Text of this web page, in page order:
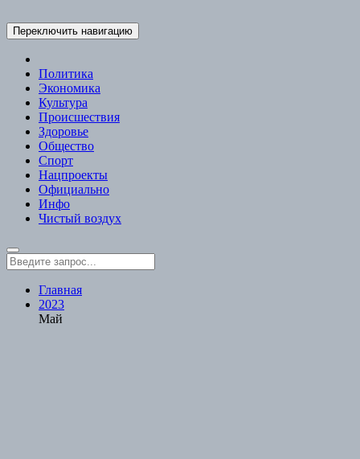
Переключить навигацию
Политика
Экономика
Культура
Происшествия
Здоровье
Общество
Спорт
Нацпроекты
Официально
Инфо
Чистый воздух
Главная
2023
Май